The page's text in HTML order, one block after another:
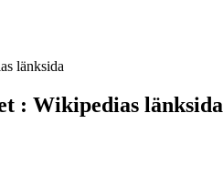
länksida
: Wikipedias länksida